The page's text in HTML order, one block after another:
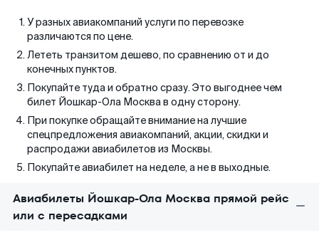
У разных авиакомпаний услуги по перевозке
различаются по цене.
Лететь транзитом дешево, по сравнению от и до
конечных пунктов.
Покупайте туда и обратно сразу. Это выгоднее чем
билет Йошкар-Ола Москва в одну сторону.
При покупке обращайте внимание на лучшие
спецпредложения авиакомпаний, акции, скидки и
распродажи авиабилетов из Москвы.
Покупайте авиабилет на неделе, а не в выходные.
Авиабилеты Йошкар-Ола Москва прямой рейс
или с пересадками